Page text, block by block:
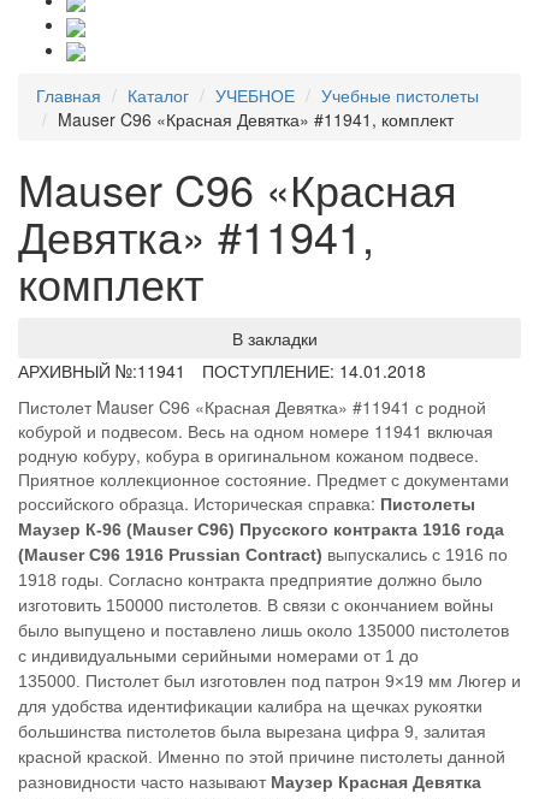
Главная Каталог УЧЕБНОЕ
Учебные пистолеты
Mauser C96 «Красная Девятка» #11941, комплект
Mauser C96 «Красная
Девятка» #11941,
комплект
В закладки
АРХИВНЫЙ №:11941
ПОСТУПЛЕНИЕ: 14.01.2018
Пистолет Mauser C96 «Красная Девятка» #11941 с родной
кобурой и подвесом. Весь на одном номере 11941 включая
родную кобуру, кобура в оригинальном кожаном подвесе.
Приятное коллекционное состояние. Предмет с документами
российского образца. Историческая справка: Пистолеты
Маузер К-96 (Mauser C96) Прусского контракта 1916 года
(Mauser C96 1916 Prussian Contract) выпускались с 1916 по
1918 годы. Согласно контракта предприятие должно было
изготовить 150000 пистолетов. В связи с окончанием войны
было выпущено и поставлено лишь около 135000 пистолетов
с индивидуальными серийными номерами от 1 до
135000. Пистолет был изготовлен под патрон 9×19 мм Люгер и
для удобства идентификации калибра на щечках рукоятки
большинства пистолетов была вырезана цифра 9, залитая
красной краской. Именно по этой причине пистолеты данной
разновидности часто называют Маузер Красная Девятка